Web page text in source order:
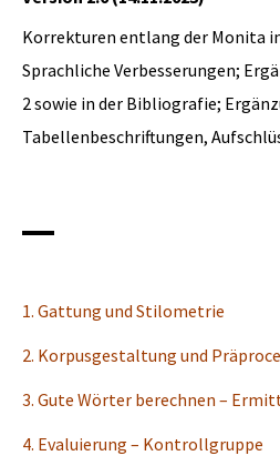
Korrekturen entlang der Monita
Sprachliche Verbesserungen;
2 sowie in der Bibliografie;
Tabellenbeschriftungen,
1. Gattung und Stilometrie
2. Korpusgestaltung und
3. Gute Wörter berechnen –
4. Evaluierung – Kontrollgruppe